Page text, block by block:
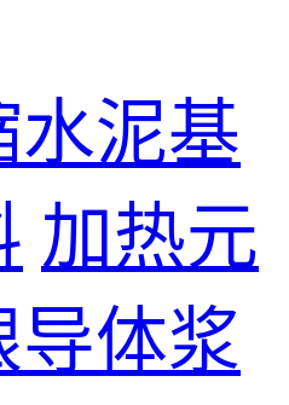
水泥基
加热元
导体浆